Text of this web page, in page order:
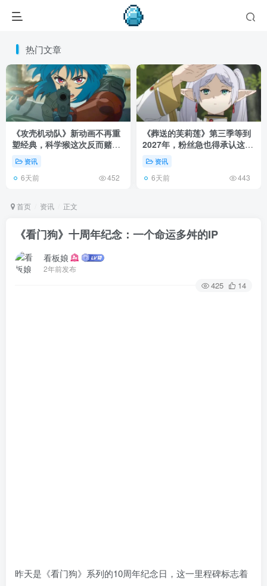
热门文章
《攻壳机动队》新动画不再重
塑经典，科学猴这次反而赌对
了！资讯
6天前 452
《葬送的芙莉莲》第三季等到
2027年，粉丝急也得承认这次
慢得有道理！
资讯
6天前 443
首页 资讯 正文
《看门狗》十周年纪念：一个命运多舛的IP
看板娘
2年前发布
425 14
昨天是《看门狗》系列的10周年纪念日，这一里程碑标志着